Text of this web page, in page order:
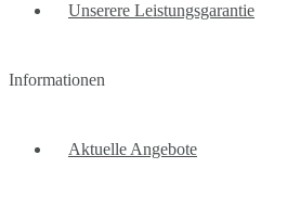
Unserere Leistungsgarantie
Informationen
Aktuelle Angebote